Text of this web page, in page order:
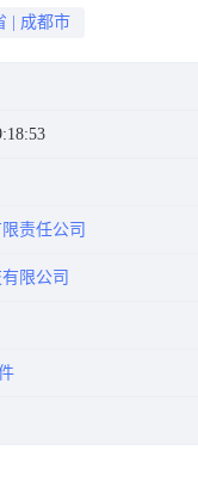
成都市
责任公司
限公司